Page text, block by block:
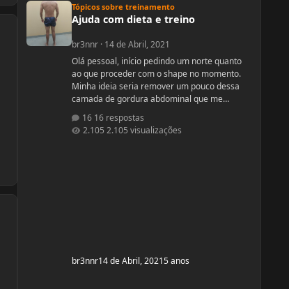
Tópicos sobre treinamento
Ajuda com dieta e treino
br3nnr· 14 de Abril, 2021
Olá pessoal, início pedindo um norte quanto
ao que proceder com o shape no momento.
Minha ideia seria remover um pouco dessa
camada de gordura abdominal que me
season bem feito. Fiquem a vontade pra
ajudar! Idade: 24 Altura: 187 Peso: 80
16 respostas
2.105 visualizações
br3nnr14 de Abril, 20215 anos